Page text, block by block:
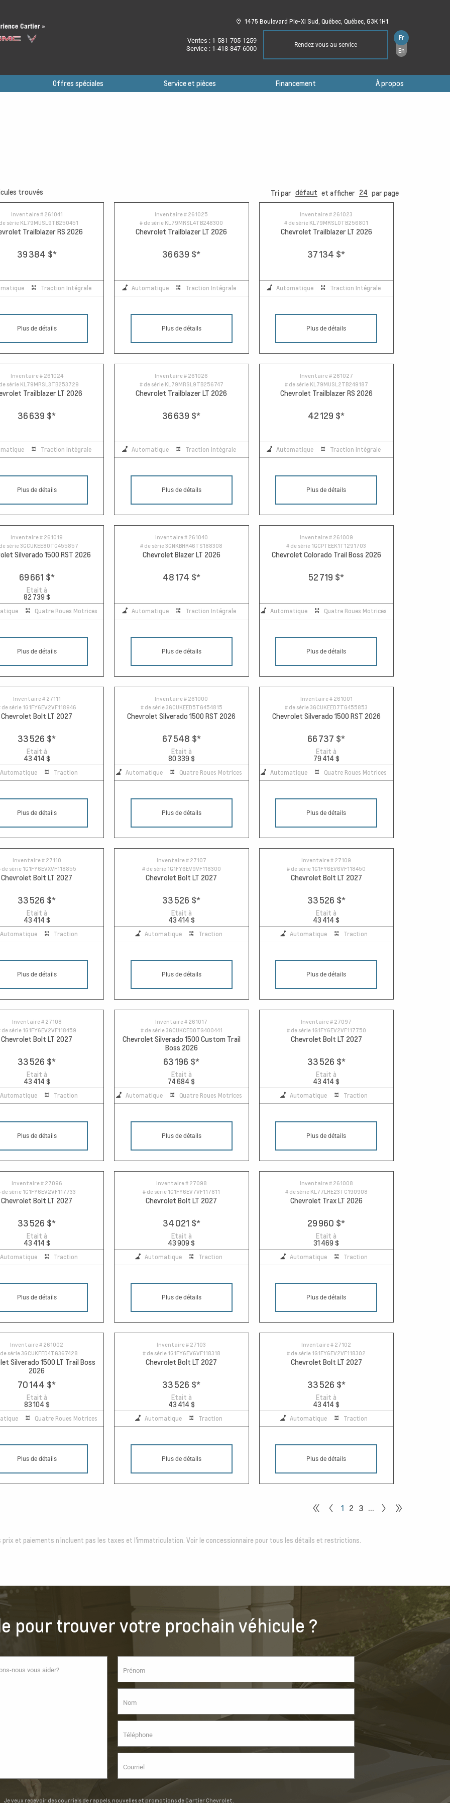
1475 Boulevard Pie-XI Sud, Québec, Québec, G3K 1H1
Ventes : 1-581-705-1259
Service : 1-418-847-6000 Rendez-vous au service
Fr
En
Offres spéciales Service et pièces Financement À propos
trouvés Tri par défaut et afficher 24 par page
Inventaire # 261041
série KL79MUSL9TB250451
Trailblazer RS 2026
39 384 $*
Traction Intégrale
Plus de détails
Inventaire # 261025
# de série KL79MRSL4TB248300
Chevrolet Trailblazer LT 2026
36 639 $*
Automatique Traction Intégrale
Plus de détails
Inventaire # 261023
# de série KL79MRSL0TB256801
Chevrolet Trailblazer LT 2026
37 134 $*
Automatique Traction Intégrale
Plus de détails
Inventaire # 261024
série KL79MRSL3TB253729
Trailblazer LT 2026
36 639 $*
Traction Intégrale
Plus de détails
Inventaire # 261026
# de série KL79MRSL9TB256747
Chevrolet Trailblazer LT 2026
36 639 $*
Automatique Traction Intégrale
Plus de détails
Inventaire # 261027
# de série KL79MUSL2TB249187
Chevrolet Trailblazer RS 2026
42 129 $*
Automatique Traction Intégrale
Plus de détails
Inventaire # 261019
série3GCUKEE80TG455857
Silverado 1500 RST 2026
69 661 $*
Etait à
82 739 $
Quatre Roues Motrices
Plus de détails
Inventaire # 261040
# de série3GNKBHR46TS188308
Chevrolet Blazer LT 2026
48 174 $*
Automatique Traction Intégrale
Plus de détails
Inventaire # 261009
# de série 1GCPTEEK1T1291703
Chevrolet Colorado Trail Boss 2026
52 719 $*
Automatique Quatre Roues Motrices
Plus de détails
Inventaire # 27111
de série 1G1FY6EV2VF118946
Chevrolet Bolt LT 2027
33 526 $*
Etait à
43 414 $
Automatique Traction
Plus de détails
Inventaire # 261000
# de série3GCUKEED5TG454815
Chevrolet Silverado 1500 RST 2026
67 548 $*
Etait à
80 339 $
Automatique Quatre Roues Motrices
Plus de détails
Inventaire # 261001
# de série3GCUKEED7TG455853
Chevrolet Silverado 1500 RST 2026
66 737 $*
Etait à
79 414 $
Automatique Quatre Roues Motrices
Plus de détails
Inventaire # 27110
de série 1G1FY6EVXVF118855
Chevrolet Bolt LT 2027
33 526 $*
Etait à
43 414 $
Automatique Traction
Plus de détails
Inventaire # 27107
# de série 1G1FY6EV9VF118300
Chevrolet Bolt LT 2027
33 526 $*
Etait à
43 414 $
Automatique Traction
Plus de détails
Inventaire # 27109
# de série 1G1FY6EV6VF118450
Chevrolet Bolt LT 2027
33 526 $*
Etait à
43 414 $
Automatique Traction
Plus de détails
Inventaire # 27108
de série 1G1FY6EV2VF118459
Chevrolet Bolt LT 2027
33 526 $*
Etait à
43 414 $
Automatique Traction
Plus de détails
Inventaire # 261017
# de série3GCUKCED0TG400441
Chevrolet Silverado 1500 Custom Trail
Boss 2026
63 196 $*
Etait à
74 684 $
Automatique Quatre Roues Motrices
Plus de détails
Inventaire # 27097
# de série 1G1FY6EV2VF117750
Chevrolet Bolt LT 2027
33 526 $*
Etait à
43 414 $
Automatique Traction
Plus de détails
Inventaire # 27096
de série 1G1FY6EV2VF117733
Chevrolet Bolt LT 2027
33 526 $*
Etait à
43 414 $
Automatique Traction
Plus de détails
Inventaire # 27098
# de série 1G1FY6EV7VF117811
Chevrolet Bolt LT 2027
34 021 $*
Etait à
43 909 $
Automatique Traction
Plus de détails
Inventaire # 261008
# de série KL77LHE23TC190908
Chevrolet Trax LT 2026
29 960 $*
Etait à
31 469 $
Automatique Traction
Plus de détails
Inventaire # 261002
série3GCUKFED4TG367428
Silverado 1500 LT Trail Boss
2026
70 144 $*
Etait à
83 104 $
Quatre Roues Motrices
Plus de détails
Inventaire # 27103
# de série 1G1FY6EV6VF118318
Chevrolet Bolt LT 2027
33 526 $*
Etait à
43 414 $
Automatique Traction
Plus de détails
Inventaire # 27102
# de série 1G1FY6EV2VF118302
Chevrolet Bolt LT 2027
33 526 $*
Etait à
43 414 $
Automatique Traction
Plus de détails
1 2 3 …
prix et paiements n'incluent pas les taxes et l'immatriculation. Voir le concessionnaire pour tous les détails et restrictions.
pour trouver votre prochain véhicule ?
Je veux recevoir des courriels de rappels, nouvelles et promotions de Cartier Chevrolet.